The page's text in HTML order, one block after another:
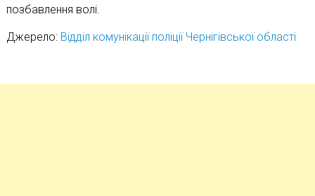
позбавлення волі.
Джерело:Відділ комунікації поліції Чернігівської області